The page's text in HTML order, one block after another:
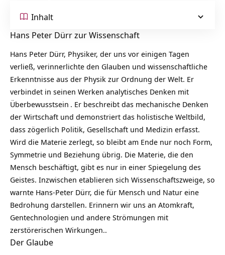
Inhalt
Hans Peter Dürr zur Wissenschaft
Hans Peter Dürr, Physiker, der uns vor einigen Tagen
verließ, verinnerlichte den Glauben und wissenschaftliche
Erkenntnisse aus der Physik zur Ordnung der Welt. Er
verbindet in seinen Werken analytisches Denken mit
Überbewusstsein . Er beschreibt das mechanische Denken
der Wirtschaft und demonstriert das holistische Weltbild,
dass zögerlich Politik, Gesellschaft und Medizin erfasst.
Wird die Materie zerlegt, so bleibt am Ende nur noch Form,
Symmetrie und Beziehung übrig. Die Materie, die den
Mensch beschäftigt, gibt es nur in einer Spiegelung des
Geistes. Inzwischen etablieren sich Wissenschaftszweige, so
warnte Hans-Peter Dürr, die für Mensch und Natur eine
Bedrohung darstellen. Erinnern wir uns an Atomkraft,
Gentechnologien und andere Strömungen mit
zerstörerischen Wirkungen..
Der Glaube